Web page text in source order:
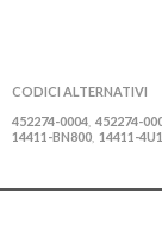
CODICI ALTERNATIVI
452274-0004 452274-
14411-BN800 14411-